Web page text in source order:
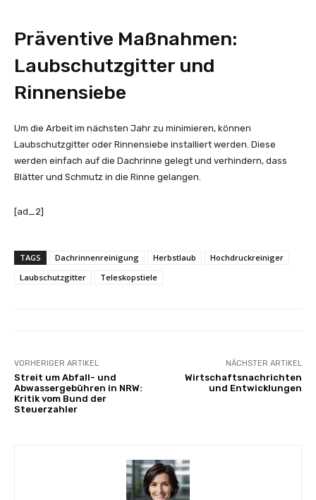
Präventive Maßnahmen:
Laubschutzgitter und
Rinnensiebe
Um die Arbeit im nächsten Jahr zu minimieren, können
Laubschutzgitter oder Rinnensiebe installiert werden. Diese
werden einfach auf die Dachrinne gelegt und verhindern, dass
Blätter und Schmutz in die Rinne gelangen.
[ad_2]
TAGS Dachrinnenreinigung Herbstlaub
Hochdruckreiniger
Laubschutzgitter
Teleskopstiele
VORHERIGER ARTIKEL
Streit um Abfall- und
Abwassergebühren in NRW:
Kritik vom Bund der
Steuerzahler
NÄCHSTER ARTIKEL
Wirtschaftsnachrichten
und Entwicklungen